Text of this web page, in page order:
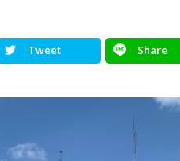
Tweet Share